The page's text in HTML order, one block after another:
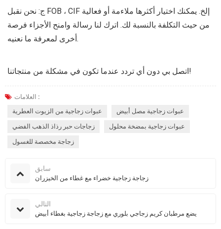
ج: نحن نقبل FOB ، CIF إلخ. يمكنك اختيار أكثرها ملاءمة أو فعالية
من حيث التكلفة بالنسبة لك. اترك لنا رسالة وامنح الأجزاء فرصة
أخرى لمعرفة ما نعنيه.
اتصل بي دون أي تردد عندما تكون في مشكلة من منتجاتنا!
العلامات :
عبوات زجاجية من الزيوت العطرية
عبوات زجاجية مصل أبيض
زجاجات حبر رذاذ الذهب الفضي عبوات زجاجية بمضخة محلول
زجاجة مخصصة للغسول
سابق
زجاجة زجاجية خضراء مع غطاء من الخيزران
التالي
يضع مرطبان كريم زجاجي بلوري مع زجاجة زجاجية بغطاء أبيض